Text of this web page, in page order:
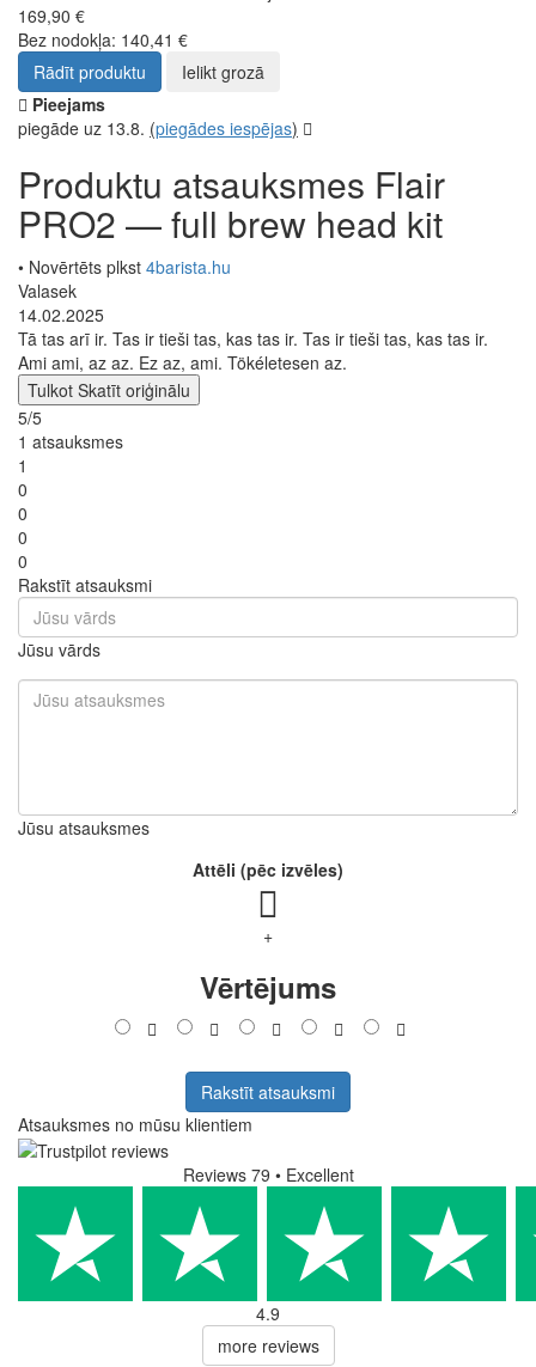
169,90 €
Bez nodokļa: 140,41 €
Rādīt produktu
Ielikt grozā
Pieejams
piegāde uz 13.8. (piegādes iespējas)
Produktu atsauksmes Flair
PRO2 — full brew head kit
• Novērtēts plkst 4barista.hu
Valasek
14.02.2025
Tā tas arī ir. Tas ir tieši tas, kas tas ir. Tas ir tieši tas, kas tas ir.
Ami ami, az az. Ez az, ami. Tökéletesen az.
Tulkot Skatīt oriģinālu
5/5
1 atsauksmes
1
0
0
0
0
Rakstīt atsauksmi
Jūsu vārds
Jūsu atsauksmes
Attēli (pēc izvēles)
+
Vērtējums
Rakstīt atsauksmi
Atsauksmes no mūsu klientiem
Reviews 79 • Excellent
4.9
more reviews